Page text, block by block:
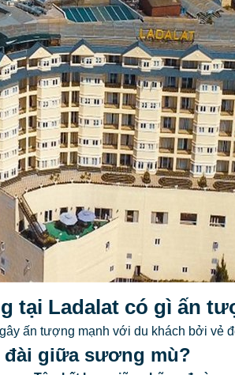
tại Ladalat có gì ấn
ấn tượng mạnh với du khách bởi vẻ
đài giữa sương mù?